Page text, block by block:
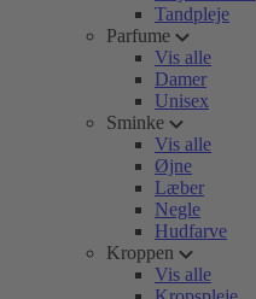
Tandpleje
Parfume
Vis alle
Damer
Unisex
Sminke
Vis alle
Øjne
Læber
Negle
Hudfarve
Kroppen
Vis alle